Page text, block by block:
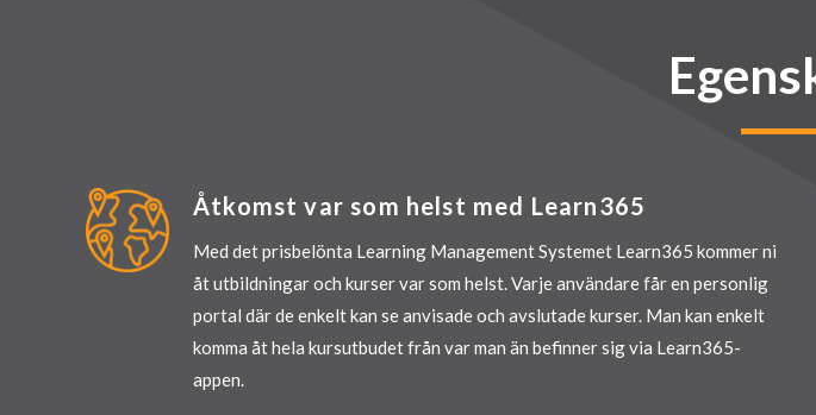
Åtkomst var som helst med Learn365
Med det prisbelönta Learning Management Systemet Learn365 kommer ni
åt utbildningar och kurser var som helst. Varjeanvändare får en personlig
portal där de enkelt kan se anvisade och avslutade kurser. Man kan enkelt
komma åt hela kursutbudet från var man än befinner sig via Learn365-
appen.